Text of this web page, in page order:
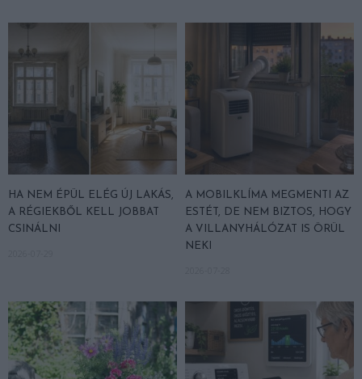
HA NEM ÉPÜL ELÉG ÚJ LAKÁS,
A RÉGIEKBŐL KELL JOBBAT
CSINÁLNI
A MOBILKLÍMA MEGMENTI AZ
ESTÉT, DE NEM BIZTOS, HOGY
A VILLANYHÁLÓZAT IS ÖRÜL
NEKI